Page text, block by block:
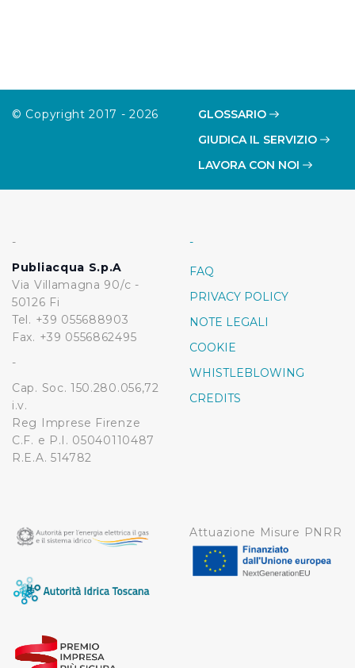
© Copyright 2017 - 2026
GLOSSARIO
GIUDICA IL SERVIZIO
LAVORA CON NOI
-
Publiacqua S.p.A
Via Villamagna 90/c -
50126 Fi
Tel. +39 055688903
Fax. +39 0556862495
-
Cap. Soc. 150.280.056,72
i.v.
Reg Imprese Firenze
C.F. e P.I. 05040110487
R.E.A. 514782
-
FAQ
PRIVACY POLICY
NOTE LEGALI
COOKIE
WHISTLEBLOWING
CREDITS
Attuazione Misure PNRR